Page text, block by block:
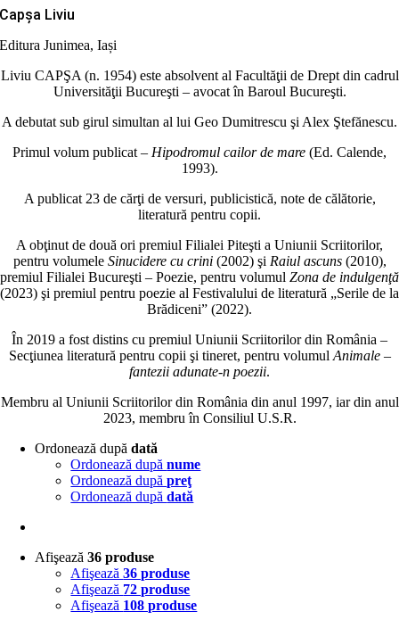
Capşa Liviu
Editura Junimea, Iași
Liviu CAPŞA (n. 1954) este absolvent al Facultăţii de Drept din cadrul
Universităţii Bucureşti – avocat în Baroul Bucureşti.
A debutat sub girul simultan al lui Geo Dumitrescu şi Alex Ştefănescu.
Primul volum publicat – Hipodromul cailor de mare (Ed. Calende,
1993).
A publicat 23 de cărţi de versuri, publicistică, note de călătorie,
literatură pentru copii.
A obţinut de două ori premiul Filialei Piteşti a Uniunii Scriitorilor,
pentru volumele Sinucidere cu crini(2002) şi Raiul ascuns (2010),
premiul Filialei Bucureşti – Poezie, pentru volumul Zona de indulgenţă
(2023) şi premiul pentru poezie al Festivalului de literatură „Serile de la
Brădiceni” (2022).
În 2019 a fost distins cu premiul Uniunii Scriitorilor din România –
Secţiunea literatură pentru copii şi tineret, pentru volumul Animale –
fantezii adunate-n poezii.
Membru al Uniunii Scriitorilor din România din anul 1997, iar din anul
2023, membru în Consiliul U.S.R.
Ordonează dupădată
Ordonează dupănume
Ordonează dupăpreţ
Ordonează dupădată
Afişează36 produse
Afişează36 produse
Afişează 72 produse
Afişează 108 produse